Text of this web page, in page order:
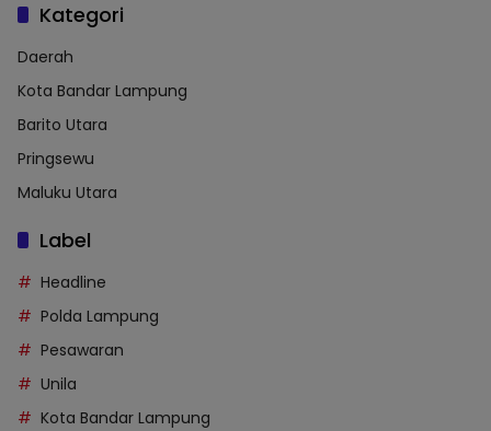
Kategori
Daerah
Kota Bandar Lampung
Barito Utara
Pringsewu
Maluku Utara
Label
Headline
Polda Lampung
Pesawaran
Unila
Kota Bandar Lampung